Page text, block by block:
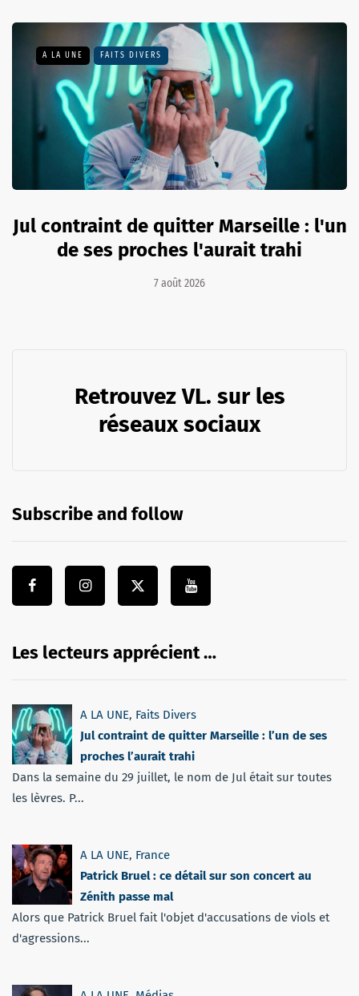
A LA UNE FAITS DIVERS
Jul contraint de quitter Marseille : l'un
de ses proches l'aurait trahi
7 août 2026
Retrouvez VL. sur les
réseaux sociaux
Subscribe and follow
Les lecteurs apprécient …
A LA UNE, Faits Divers
Jul contraint de quitter Marseille : l’un de ses
proches l’aurait trahi
Dans la semaine du 29 juillet, le nom de Jul était sur toutes
les lèvres. P...
A LA UNE, France
Patrick Bruel : ce détail sur son concert au
Zénith passe mal
Alors que Patrick Bruel fait l'objet d'accusations de viols et
d'agressions...